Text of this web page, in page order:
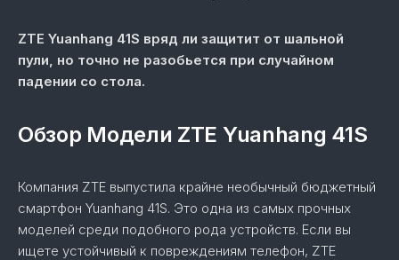
ZTE Yuanhang 41S вряд ли защитит от шальной
пули, но точно не разобьется при случайном
падении со стола.
Обзор Модели ZTE Yuanhang 41S
Компания ZTE выпустила крайне необычный бюджетный
смартфон Yuanhang 41S. Это одна из самых прочных
моделей среди подобного рода устройств. Если вы
ищете устойчивый к повреждениям телефон, ZTE